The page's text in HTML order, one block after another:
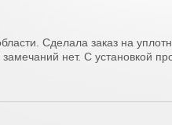
Сделала заказ на
замечаний нет. С